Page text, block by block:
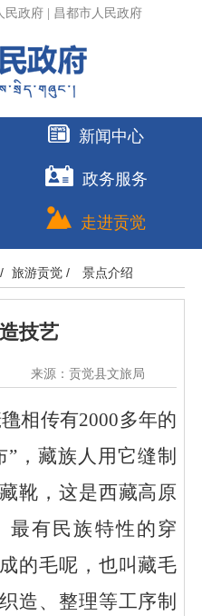
民政府 昌都市人民政府
新闻中心
政务服务
走进贡觉
旅游贡觉/ 景点介绍
技艺
来源：贡觉县文旅局
相传有2000多年的
” ，藏族人用它缝制
靴，这是西藏高原
最有民族特性的穿
的毛呢，也叫藏毛
造、整理等工序制